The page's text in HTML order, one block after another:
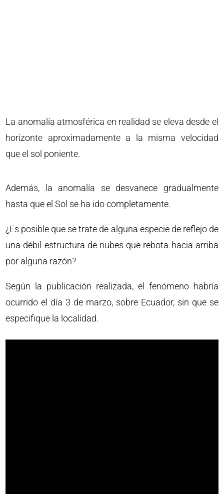
La anomalía atmosférica en realidad se eleva desde el
horizonte aproximadamente a la misma velocidad
que el sol poniente.
Además, la anomalía se desvanece gradualmente
hasta que el Sol se ha ido completamente.
¿Es posible que se trate de alguna especie de reflejo de
una débil estructura de nubes que rebota hacia arriba
por alguna razón?
Según la publicación realizada, el fenómeno habría
ocurrido el día 3 de marzo, sobre Ecuador, sin que se
especifique la localidad.